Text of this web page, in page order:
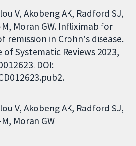
V, Akobeng AK, Radford SJ,
Moran GW. Infliximab for
remission in Crohn's disease.
of Systematic Reviews 2023,
DOI:
V Akobeng AK Radford SJ
Moran GW